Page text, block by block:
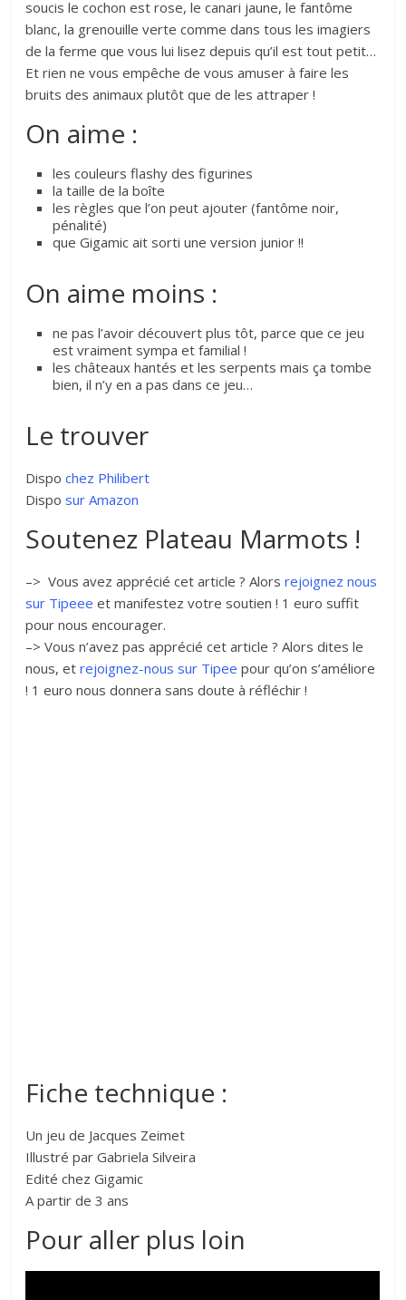
soucis le cochon est rose, le canari jaune, le fantôme
blanc, la grenouille verte comme dans tous les imagiers
de la ferme que vous lui lisez depuis qu’il est tout petit…
Et rien ne vous empêche de vous amuser à faire les
bruits des animaux plutôt que de les attraper !
On aime :
les couleurs flashy des figurines
la taille de la boîte
les règles que l’on peut ajouter (fantôme noir,
pénalité)
que Gigamic ait sorti une version junior !!
On aime moins :
ne pas l’avoir découvert plus tôt, parce que ce jeu
est vraiment sympa et familial !
les châteaux hantés et les serpents mais ça tombe
bien, il n’y en a pas dans ce jeu…
Le trouver
Dispochez Philibert
Disposur Amazon
Soutenez Plateau Marmots !
–> Vous avez apprécié cet article ? Alorsrejoignez nous
sur Tipeee et manifestez votre soutien ! 1 euro suffit
pour nous encourager.
–> Vous n’avez pas apprécié cet article ? Alors dites le
nous, etrejoignez-nous sur Tipee pour qu’on s’améliore
! 1 euro nous donnera sans doute à réfléchir !
Fiche technique :
Un jeu de Jacques Zeimet
Illustré par Gabriela Silveira
Edité chez Gigamic
A partir de 3 ans
Pour aller plus loin